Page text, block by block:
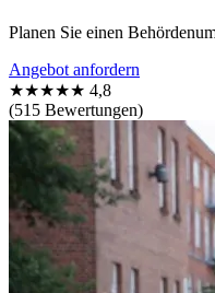
Planen Sie einen
Angebot anfordern
★★★★★ 4,8
(515 Bewertungen)